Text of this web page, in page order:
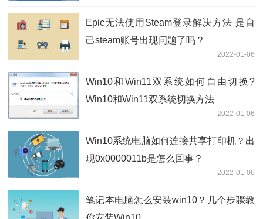
Epic无法使用Steam登录解决方法 是自
己steam账号出现问题了吗？
2022-01-06
Win10和Win11双系统如何自由切换?
Win10和Win11双系统切换方法
2022-01-06
Win10系统电脑如何连接共享打印机？出
现0x0000011b是怎么回事？
2022-01-06
笔记本电脑怎么安装win10？几个步骤教